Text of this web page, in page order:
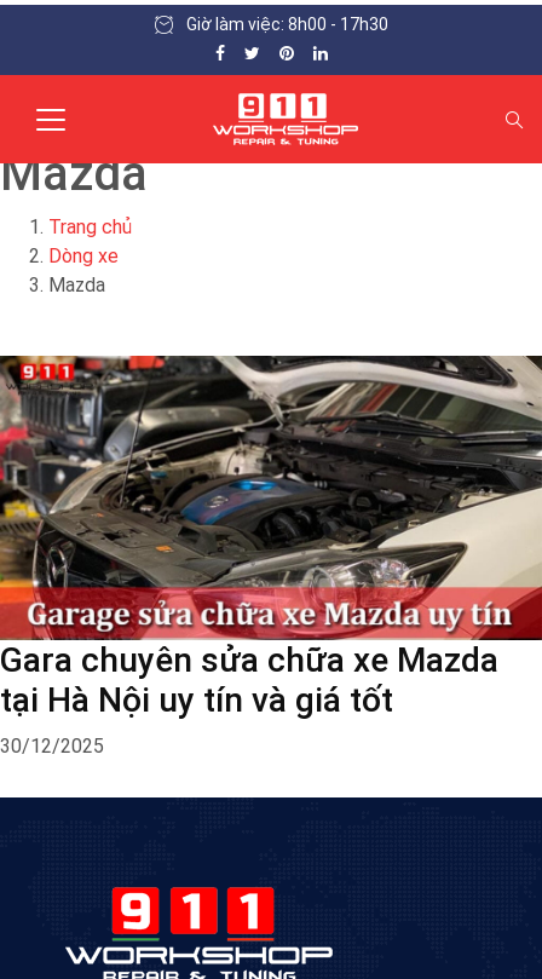
Giờ làm việc: 8h00 - 17h30
Mazda
Trang chủ
Dòng xe
Mazda
Gara chuyên sửa chữa xe Mazda
tại Hà Nội uy tín và giá tốt
30/12/2025